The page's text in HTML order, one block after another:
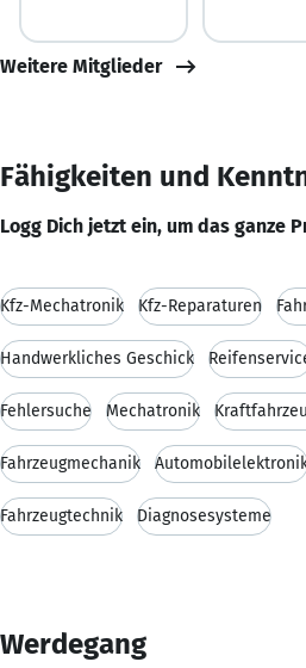
Weitere Mitglieder
Fähigkeiten und
Logg Dich jetzt ein, um das ganze
Kfz-Mechatronik Kfz-Reparaturen
Handwerkliches Geschick
Fehlersuche Mechatronik
Fahrzeugmechanik
Fahrzeugtechnik Diagnosesysteme
Werdegang